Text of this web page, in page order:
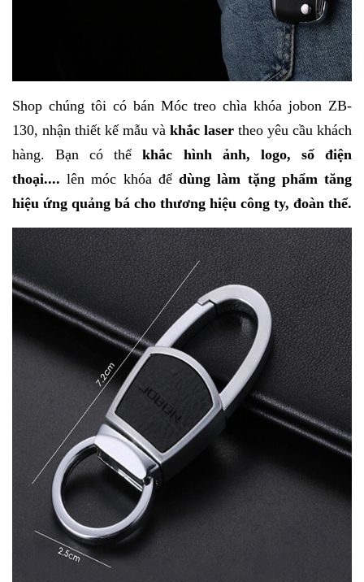
Shop chúng tôi có bán Móc treo chìa khóa jobon ZB-
130, nhận thiết kế mẫu và khắc laser theo yêu cầu khách
hàng. Bạn có thể khắc hình ảnh, logo, số điện
thoại.... lên móc khóa đểdùng làm tặng phẩm tăng
hiệu ứng quảng bá cho thương hiệu công ty, đoàn thể.